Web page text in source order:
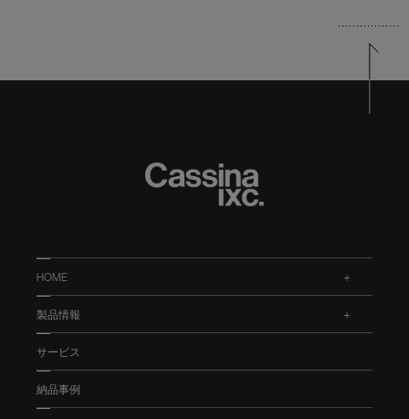
HOME
製品情報
サービス
納品事例